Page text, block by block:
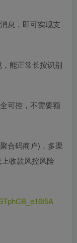
息，即可实现支
能正常长按识别
可控，不需要额
合码商户)，多渠
收款风控风险